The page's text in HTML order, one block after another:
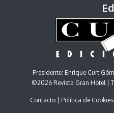
Presidente: Enrique Curt
©2026 Revista Gran Hotel |
Contacto Política de Cookies